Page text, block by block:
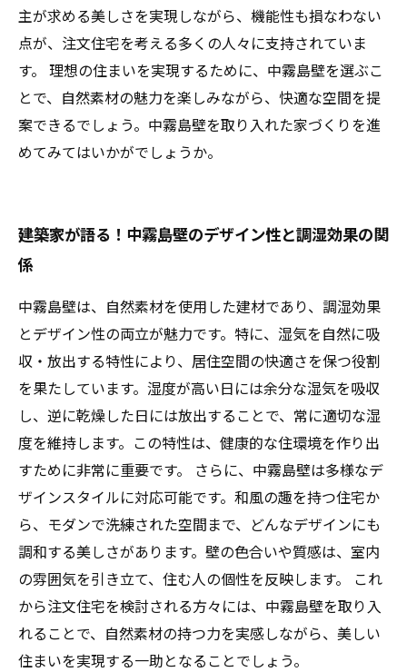
主が求める美しさを実現しながら、機能性も損なわない
点が、注文住宅を考える多くの人々に支持されていま
す。 理想の住まいを実現するために、中霧島壁を選ぶこ
とで、自然素材の魅力を楽しみながら、快適な空間を提
案できるでしょう。中霧島壁を取り入れた家づくりを進
めてみてはいかがでしょうか。
建築家が語る！中霧島壁のデザイン性と調湿効果の関
係
中霧島壁は、自然素材を使用した建材であり、調湿効果
とデザイン性の両立が魅力です。特に、湿気を自然に吸
収・放出する特性により、居住空間の快適さを保つ役割
を果たしています。湿度が高い日には余分な湿気を吸収
し、逆に乾燥した日には放出することで、常に適切な湿
度を維持します。この特性は、健康的な住環境を作り出
すために非常に重要です。 さらに、中霧島壁は多様なデ
ザインスタイルに対応可能です。和風の趣を持つ住宅か
ら、モダンで洗練された空間まで、どんなデザインにも
調和する美しさがあります。壁の色合いや質感は、室内
の雰囲気を引き立て、住む人の個性を反映します。 これ
から注文住宅を検討される方々には、中霧島壁を取り入
れることで、自然素材の持つ力を実感しながら、美しい
住まいを実現する一助となることでしょう。